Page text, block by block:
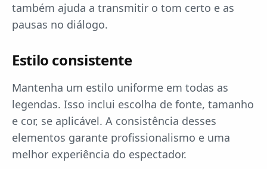
também ajuda a transmitir o tom certo e as
pausas no diálogo.
Estilo consistente
Mantenha um estilo uniforme em todas as
legendas. Isso inclui escolha de fonte, tamanho
e cor, se aplicável. A consistência desses
elementos garante profissionalismo e uma
melhor experiência do espectador.